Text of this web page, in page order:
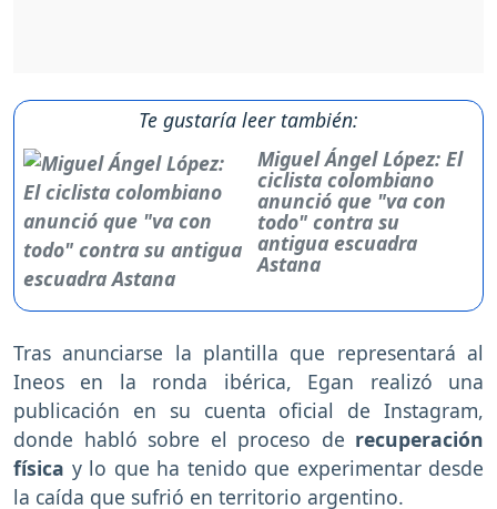
Te gustaría leer también:
Miguel Ángel López: El
ciclista colombiano
anunció que "va con
todo" contra su
antigua escuadra
Astana
Tras anunciarse la plantilla que representará al
Ineos en la ronda ibérica, Egan realizó una
publicación en su cuenta oficial de Instagram,
donde habló sobre el proceso de recuperación
física y lo que ha tenido que experimentar desde
la caída que sufrió en territorio argentino.